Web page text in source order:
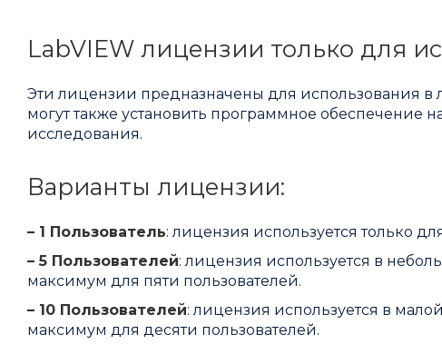
LabVIEW лицензии только для
Эти лицензии предназначены для использования в
могут также установить программное обеспечение
исследования.
Варианты лицензии:
– 1 Пользователь: лицензия используется только
– 5 Пользователей: лицензия используется в
максимум для пяти пользователей.
– 10 Пользователей: лицензия используется в
максимум для десяти пользователей.